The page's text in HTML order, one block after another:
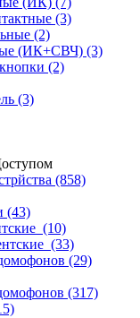
(3)
(2)
(ИК+СВЧ) (3)
(2)
(3)
(858)
(43)
(10)
(33)
(29)
(317)